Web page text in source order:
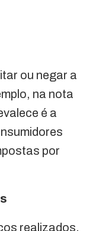
ou negar a
na nota
é a
por
realizados.